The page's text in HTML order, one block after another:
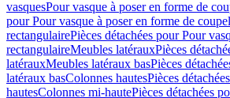
vasquesPour vasque à poser en forme de
pour Pour vasque à poser en forme de
rectangulairePièces détachées pour Pour
rectangulaireMeubles latérauxPièces
latérauxMeubles latéraux basPièces
latéraux basColonnes hautesPièces
hautesColonnes mi-hautePièces détachées